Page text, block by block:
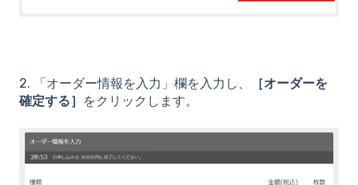
2. 「オーダー情報を入力」欄を入力し、
［オーダーを
確定する］
をクリックします。